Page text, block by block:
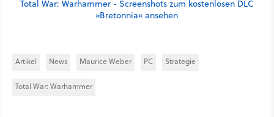
Total War: Warhammer - Screenshots zum kostenlosen DLC
»Bretonnia« ansehen
Artikel News Maurice Weber PC Strategie
Total War: Warhammer